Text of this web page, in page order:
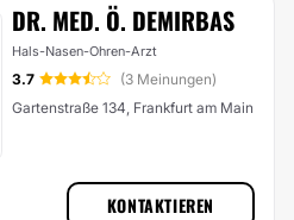
DR. MED. Ö. DEMIRBAS
Hals-Nasen-Ohren-Arzt
3.7
(3 Meinungen)
Gartenstraße 134, Frankfurt am Main
KONTAKTIEREN